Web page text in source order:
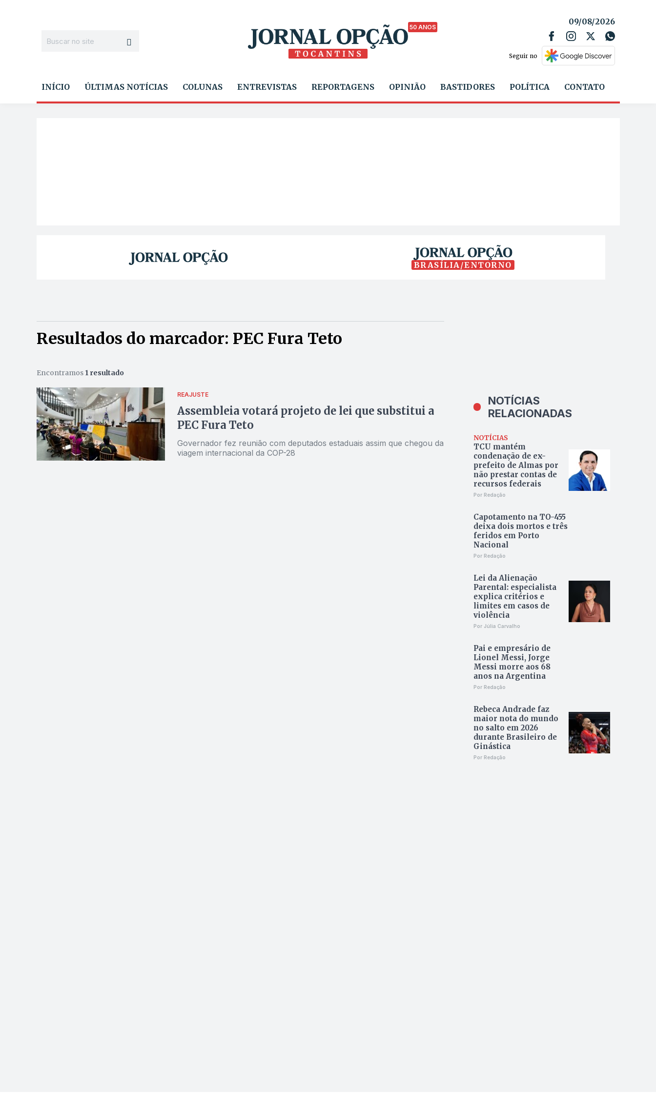
50 ANOS
09/08/2026
Seguir no
INÍCIO ÚLTIMAS NOTÍCIAS COLUNAS ENTREVISTAS REPORTAGENS OPINIÃO BASTIDORES POLÍTICA CONTATO
BRASÍLIA/ENTORNO
Resultados do marcador: PEC Fura Teto
Encontramos 1 resultado
REAJUSTE
Assembleia votará projeto de lei que substitui a
PEC Fura Teto
Governador fez reunião com deputados estaduais assim que chegou da
viagem internacional da COP-28
NOTÍCIAS
RELACIONADAS
NOTÍCIAS
TCU mantém
condenação de ex-
prefeito de Almas por
não prestar contas de
recursos federais
Por Redação
Capotamento na TO-455
deixa dois mortos e três
feridos em Porto
Nacional
Por Redação
Lei da Alienação
Parental: especialista
explica critérios e
limites em casos de
violência
Por Júlia Carvalho
Pai e empresário de
Lionel Messi, Jorge
Messi morre aos 68
anos na Argentina
Por Redação
Rebeca Andrade faz
maior nota do mundo
no salto em 2026
durante Brasileiro de
Ginástica
Por Redação